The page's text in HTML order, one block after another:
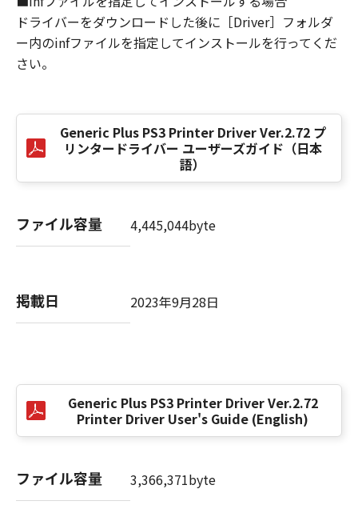
損害の可能性について知らされていた場合でも
同様です。
(3) キヤノン、キヤノンのライセンサー、キヤノ
ンの子会社、キヤノンの関連会社、それらの販
起因または関連してお客様と第三者との間に生
じたいかなる紛争についても、一切責任を負わ
ないものとします。
(1) 本契約書は、お客様が、『同意』を示す下
記のボタンをクリックした時点、または「本ソ
効に存続します。
(2) お客様は、「本ソフトウェア」およびその
した場合、本契約書は直ちに終了します。
(4) お客様は、上記(3)によって本契約書が終了
した場合、速やかに、「本ソフトウェア」およ
のとします。
(5) 上記にかかわらず、本契約書第2条、第4条
から第7条まで、第8条第4項および第10条の規
ドライバーをダウンロードした後に［Driver］フォルダ
ー内のinfファイルを指定してインストールを行ってくだ
さい。
Generic Plus PS3 Printer Driver Ver.2.72 プ
リンタードライバー ユーザーズガイド（日本
語）
ファイル容量 4,445,044byte
掲載日 2023年9月28日
Generic Plus PS3 Printer Driver Ver.2.72
Printer Driver User's Guide (English)
ファイル容量 3,366,371byte